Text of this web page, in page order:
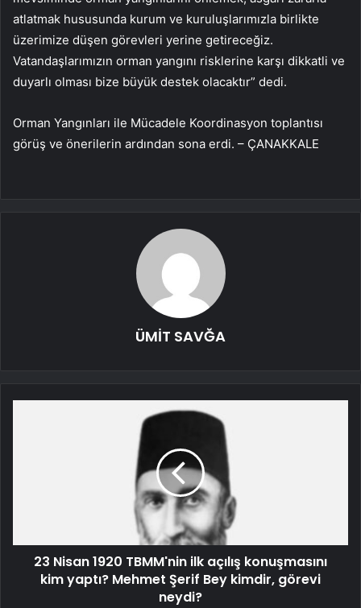
atlatmak hususunda kurum ve kuruluşlarımızla birlikte
üzerimize düşen görevleri yerine getireceğiz.
Vatandaşlarımızın orman yangını risklerine karşı dikkatli ve
duyarlı olması bize büyük destek olacaktır” dedi.
Orman Yangınları ile Mücadele Koordinasyon toplantısı
görüş ve önerilerin ardından sona erdi. – ÇANAKKALE
ÜMİT SAVĞA
23 Nisan 1920 TBMM'nin ilk açılış konuşmasını
kim yaptı? Mehmet Şerif Bey kimdir, görevi
neydi?